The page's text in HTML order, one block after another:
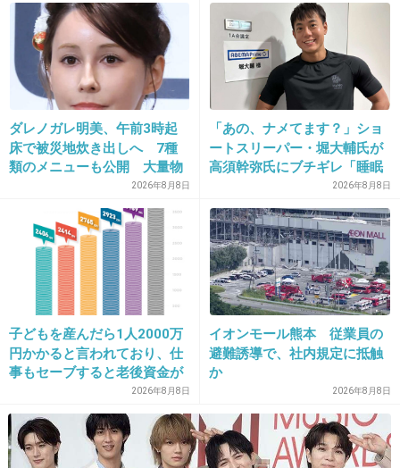
1件の返信
+38 -16
14. 匿名 2026/07/08(水) 17:37:04
私ババアだからモテるよりも性欲色恋は抜きで
普通の異性の友達なら欲しい
1件の返信
+62 -6
2026/07/08(水) 17:37:12
>>7
どういう事ですか？
ダレノガレ明美、午前3時起
床で被災地炊き出しへ 7種
類のメニューも公開 大量物
2026年8月8日
「あの、ナメてます？」ショ
ートスリーパー・堀大輔氏が
高須幹弥氏にブチギレ「睡眠
不足の人＝キレやすい」SNS
で物議
2026年8月8日
子どもを産んだら1人2000万
円かかると言われており、仕
事もセーブすると老後資金が
貯められない…一方、子育て
していない人は潤沢な資金で
悠々老後だと歪んでいるので
は？→様々な意見
2026年8月8日
イオンモール熊本 従業員の
避難誘導で、社内規定に抵触
か
2026年8月8日